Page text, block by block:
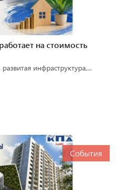
на стоимость
инфраструктура,...
События